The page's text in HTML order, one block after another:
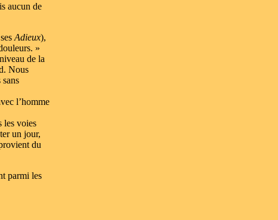
aucun de
Adieux),
»
de la
Nous
l’homme
les voies
un jour,
du
parmi les